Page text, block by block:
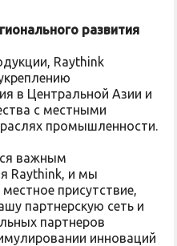
развития
Raythink
в Центральной Азии и
с местными
промышленности.
важным
Raythink, и мы
присутствие,
партнерскую сеть и
партнеров
инноваций